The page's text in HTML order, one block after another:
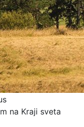
na Kraji sveta